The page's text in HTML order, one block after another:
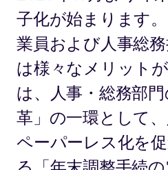
子化が始まります
業員および人事総
は様々なメリット
は、人事・総務部
革」の一環として
ペーパーレス化を